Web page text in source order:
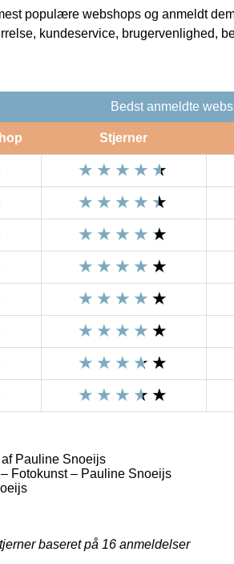
populære webshops og anmeldt
kundeservice, brugervenlighed,
Bedst anmeldte
Stjerner
Pauline Snoeijs
– Fotokunst – Pauline Snoeijs
baseret på 16 anmeldelser